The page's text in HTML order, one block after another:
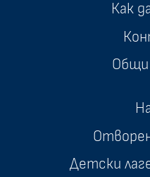
Как
Общи
Детски